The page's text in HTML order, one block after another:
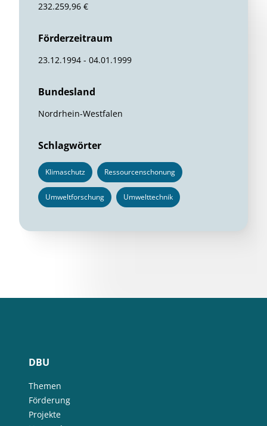
232.259,96 €
Förderzeitraum
23.12.1994 - 04.01.1999
Bundesland
Nordrhein-Westfalen
Schlagwörter
Klimaschutz Ressourcenschonung
Umweltforschung Umwelttechnik
DBU
Themen
Förderung
Projekte